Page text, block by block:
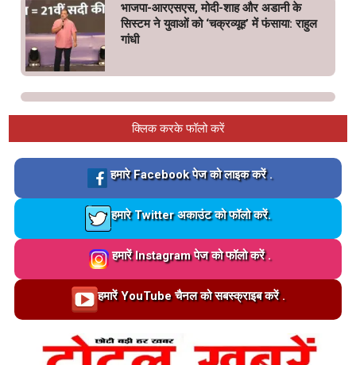
भाजपा-आरएसएस, मोदी-शाह और अडानी के
सिस्टम ने युवाओं को ‘चक्रव्यूह’ में फंसाया: राहुल
गांधी
क्लिक करके फॉलो करें
Loading…
हमारे Facebook पेज को लाइक करें .
Loading…
हमारे Twitter अकाउंट को फॉलो करें.
Loading…
हमारें Instagram पेज को फॉलो करें .
Loading…
हमारें YouTube चैनल को सबस्क्राइब करें .